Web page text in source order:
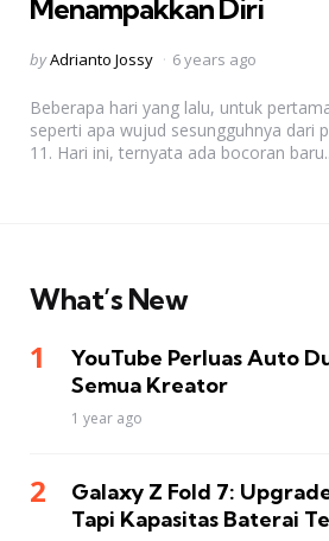
Menampakkan Diri
Posted
byAdrianto Jossy 6 years ago
Beberapa hari yang lalu, untuk
seperti apa wujud sesungguhnya dari
11. Hari ini, ternyata ada bocoran
What’s New
YouTube Perluas Auto
Semua Kreator
1 year ago
Galaxy Z Fold 7:
Tapi Kapasitas Baterai